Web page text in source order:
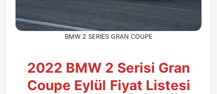
BMW 2 SERIES GRAN COUPE
2022 BMW 2 Serisi Gran
Coupe Eylül Fiyat Listesi